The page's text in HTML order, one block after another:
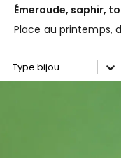
Émeraude, saphir,
Place au printemps,
Collection type joaillerie
Sélectionnez le